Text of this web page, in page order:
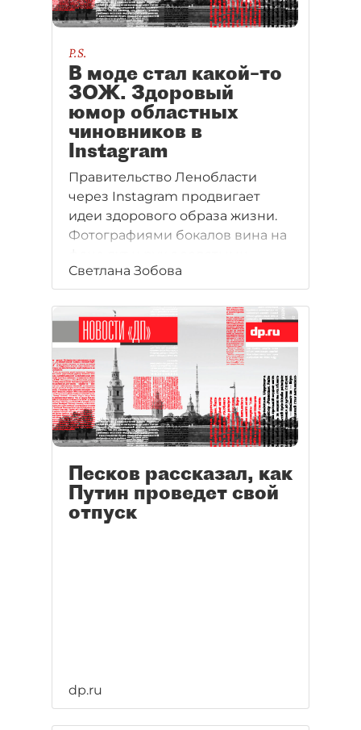
P.S.
В моде стал какой–то
ЗОЖ. Здоровый
юмор областных
чиновников в
Instagram
Правительство Ленобласти
через Instagram продвигает
идеи здорового образа жизни.
Фотографиями бокалов вина на
кольцами на руле Porsche.
Светлана Зобова
Песков рассказал, как
Путин проведет свой
отпуск
dp.ru